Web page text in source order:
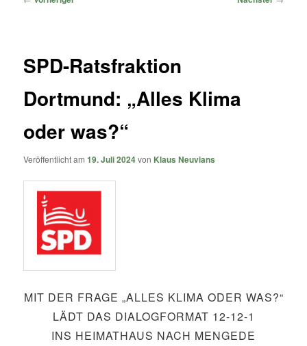
SPD-Ratsfraktion
Dortmund: „Alles Klima
oder was?“
Veröffentlicht am19. Juli 2024von Klaus Neuvians
MIT DER FRAGE „ALLES KLIMA ODER WAS?“
LÄDT DAS DIALOGFORMAT 12-12-1
INS HEIMATHAUS NACH MENGEDE